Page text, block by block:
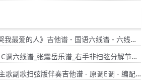
的人》吉他谱 - 国语六线谱 - 六线谱(弹唱谱) - 原调F调
_张震岳乐谱_右手非扫弦分解节奏型_适合0基础入门弹唱
副歌扫弦版伴奏吉他谱 - 原调E调 - 编配选调E调